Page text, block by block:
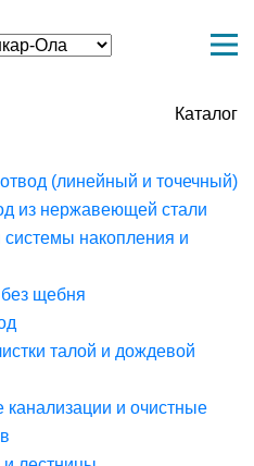
Каталог
(линейный и точечный)
из нержавеющей стали
накопления и
щебня
талой и дождевой
и очистные